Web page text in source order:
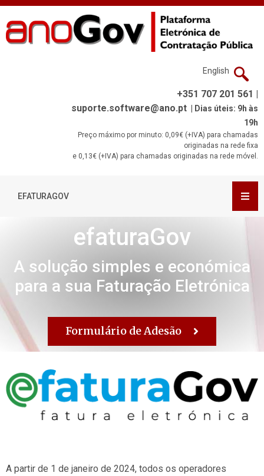
English
+351 707 201 561 |
suporte.software@ano.pt
| Dias úteis: 9h às
19h
Preço máximo por minuto: 0,09€ (+IVA) para chamadas
originadas na rede fixa
e 0,13€ (+IVA) para chamadas originadas na rede móvel.
EFATURAGOV
efaturaGov
A solução simples e económica
para a sua Faturação Eletrónica
Formulário de Adesão
A partir de 1 de janeiro de 2024, todos os operadores